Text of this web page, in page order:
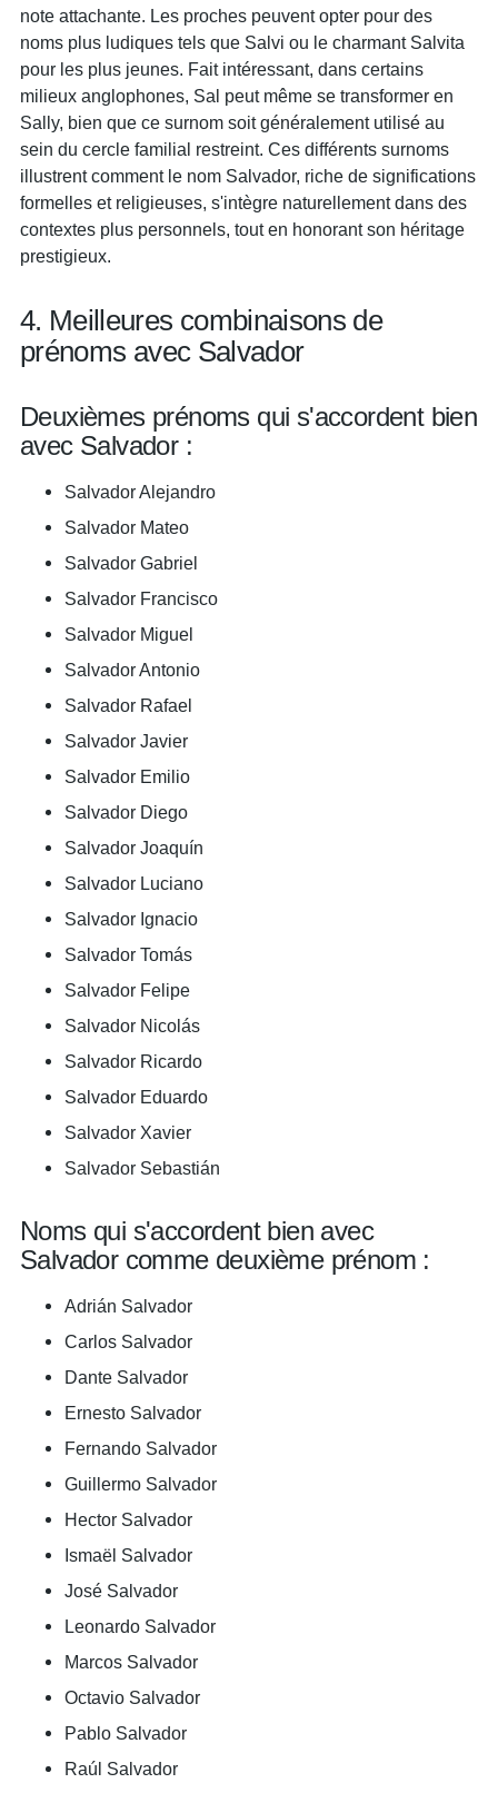
note attachante. Les proches peuvent opter pour des
noms plus ludiques tels que Salvi ou le charmant Salvita
pour les plus jeunes. Fait intéressant, dans certains
milieux anglophones, Sal peut même se transformer en
Sally, bien que ce surnom soit généralement utilisé au
sein du cercle familial restreint. Ces différents surnoms
illustrent comment le nom Salvador, riche de significations
formelles et religieuses, s'intègre naturellement dans des
contextes plus personnels, tout en honorant son héritage
prestigieux.
4. Meilleures combinaisons de
prénoms avec Salvador
Deuxièmes prénoms qui s'accordent bien
avec Salvador :
Salvador Alejandro
Salvador Mateo
Salvador Gabriel
Salvador Francisco
Salvador Miguel
Salvador Antonio
Salvador Rafael
Salvador Javier
Salvador Emilio
Salvador Diego
Salvador Joaquín
Salvador Luciano
Salvador Ignacio
Salvador Tomás
Salvador Felipe
Salvador Nicolás
Salvador Ricardo
Salvador Eduardo
Salvador Xavier
Salvador Sebastián
Noms qui s'accordent bien avec
Salvador comme deuxième prénom :
Adrián Salvador
Carlos Salvador
Dante Salvador
Ernesto Salvador
Fernando Salvador
Guillermo Salvador
Hector Salvador
Ismaël Salvador
José Salvador
Leonardo Salvador
Marcos Salvador
Octavio Salvador
Pablo Salvador
Raúl Salvador